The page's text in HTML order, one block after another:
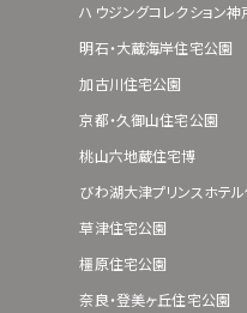
ハウジングコレクション神
明石・大蔵海岸住宅公園
加古川住宅公園
京都・久御山住宅公園
桃山六地蔵住宅博
びわ湖大津プリンスホテ
草津住宅公園
橿原住宅公園
奈良・登美ヶ丘住宅公園